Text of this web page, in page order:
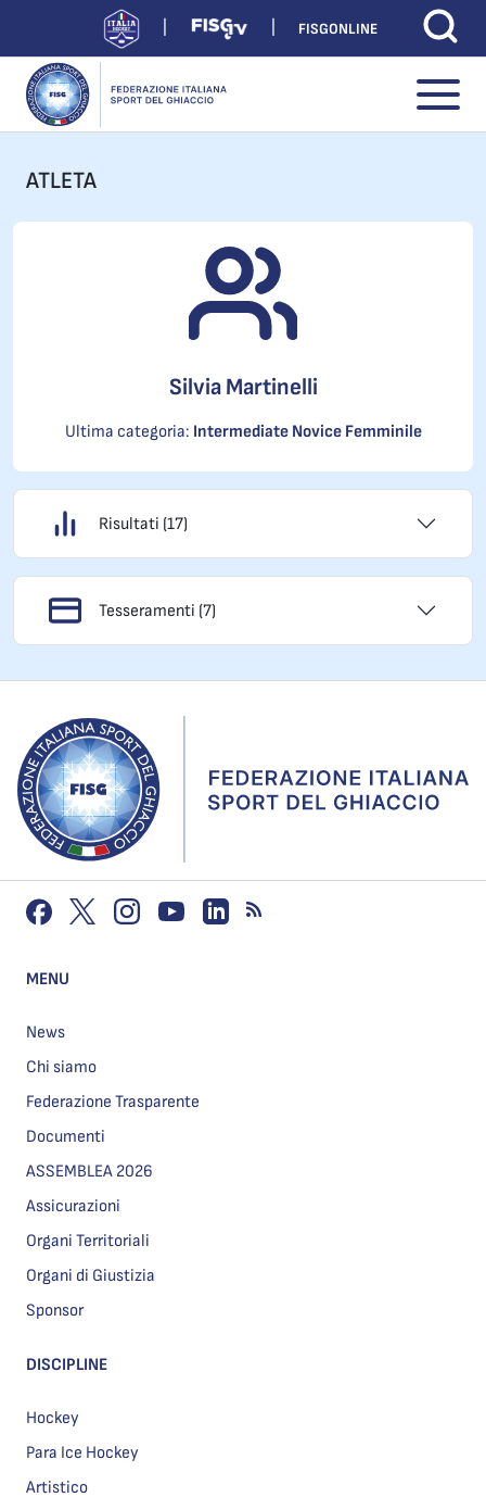
FISGONLINE
ATLETA
Silvia Martinelli
Ultima categoria: Intermediate Novice Femminile
Risultati (17)
Tesseramenti (7)
MENU
News
Chi siamo
Federazione Trasparente
Documenti
ASSEMBLEA 2026
Assicurazioni
Organi Territoriali
Organi di Giustizia
Sponsor
DISCIPLINE
Hockey
Para Ice Hockey
Artistico